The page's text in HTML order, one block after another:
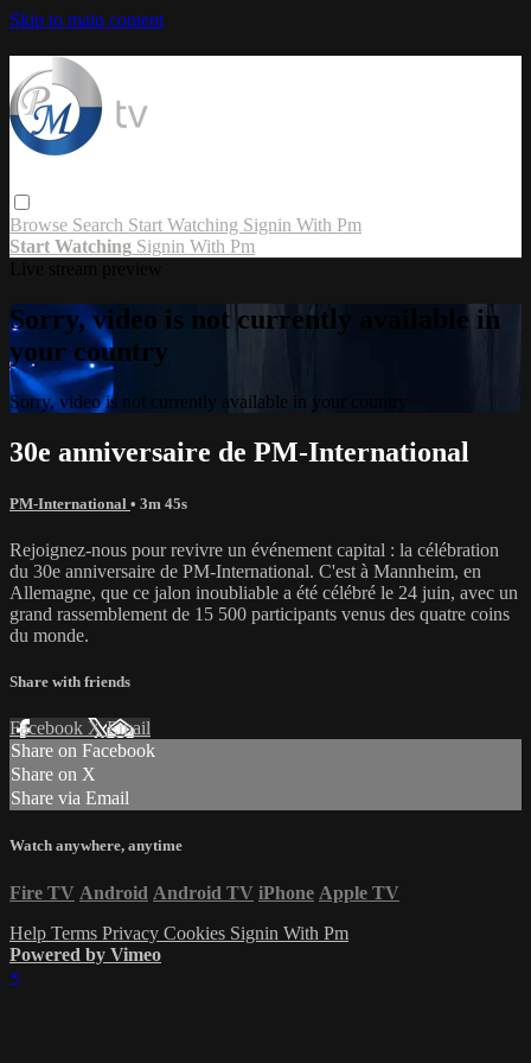
Skip to main content
Browse Search Start Watching Signin With Pm
Start Watching Signin With Pm
Sorry, video is not currently available in
your country
Sorry, video is not currently available in your country
30e anniversaire de PM-International
PM-International • 3m 45s
Rejoignez-nous pour revivre un événement capital : la célébration
du 30e anniversaire de PM-International. C'est à Mannheim, en
Allemagne, que ce jalon inoubliable a été célébré le 24 juin, avec un
grand rassemblement de 15 500 participants venus des quatre coins
du monde.
Share with friends
Facebook XEmail
Share on Facebook
Share on X
Share via Email
Watch anywhere, anytime
Fire TV Android Android TV iPhone Apple TV
Help Terms Privacy Cookies Signin With Pm
Powered by Vimeo
×